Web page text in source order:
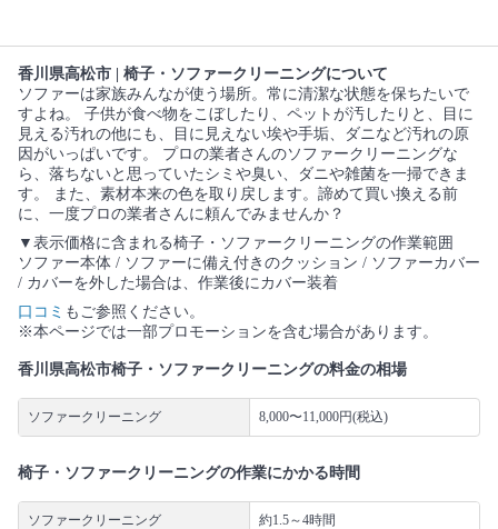
香川県高松市 | 椅子・ソファークリーニングについて
ソファーは家族みんなが使う場所。常に清潔な状態を保ちたいで
すよね。 子供が食べ物をこぼしたり、ペットが汚したりと、目に
見える汚れの他にも、目に見えない埃や手垢、ダニなど汚れの原
因がいっぱいです。 プロの業者さんのソファークリーニングな
ら、落ちないと思っていたシミや臭い、ダニや雑菌を一掃できま
す。 また、素材本来の色を取り戻します。諦めて買い換える前
に、一度プロの業者さんに頼んでみませんか？
▼表示価格に含まれる椅子・ソファークリーニングの作業範囲
ソファー本体 / ソファーに備え付きのクッション / ソファーカバー
/ カバーを外した場合は、作業後にカバー装着
口コミ もご参照ください。
※本ページでは一部プロモーションを含む場合があります。
香川県高松市椅子・ソファークリーニングの料金の相場
ソファークリーニング 8,000〜11,000円(税込)
椅子・ソファークリーニングの作業にかかる時間
ソファークリーニング 約1.5～4時間